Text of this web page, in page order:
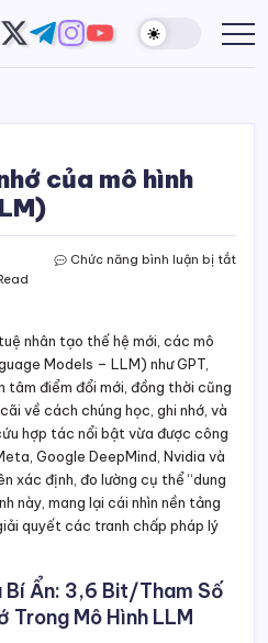
www.facebook.com/
https://twitter.com/
https://t.me/
https://
https://
của mô hình
Chức năng bình luận bị tắtở
nhân tạo thế hệ mới, các mô
Models – LLM) như GPT,
tâm điểm đổi mới, đồng thời cũng
về cách chúng học, ghi nhớ, và
hợp tác nổi bật vừa được công
Google DeepMind, Nvidia và
xác định, đo lường cụ thể “dung
này, mang lại cái nhìn nền tảng
quyết các tranh chấp pháp lý
Bí Ẩn: 3,6 Bit/Tham Số
Trong Mô Hình LLM